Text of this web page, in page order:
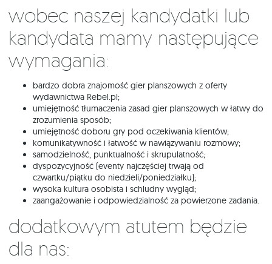
Wobec naszej kandydatki lub
kandydata mamy następujące
wymagania:
bardzo dobra znajomość gier planszowych z oferty
wydawnictwa Rebel.pl;
umiejętność tłumaczenia zasad gier planszowych w łatwy do
zrozumienia sposób;
umiejętność doboru gry pod oczekiwania klientów;
komunikatywność i łatwość w nawiązywaniu rozmowy;
samodzielność, punktualność i skrupulatność;
dyspozycyjność (eventy najczęściej trwają od
czwartku/piątku do niedzieli/poniedziałku);
wysoka kultura osobista i schludny wygląd;
zaangażowanie i odpowiedzialność za powierzone zadania.
Dodatkowym atutem będzie
dla nas: